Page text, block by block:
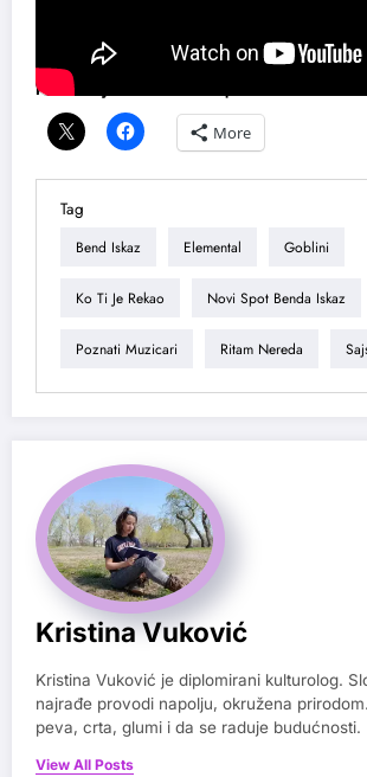
Podeli ovaj tekst ako ti se dopao:
More
Tag
Bend Iskaz Elemental Goblini
Ko Ti Je Rekao Novi Spot Benda Iskaz
Poznati Muzicari Ritam Nereda
Kristina Vuković
Kristina Vuković je diplomirani kulturolog.
najrađe provodi napolju, okružena
peva, crta, glumi i da se raduje budućnosti.
View All Posts